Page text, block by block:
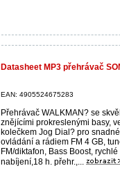
Datasheet MP3 přehrávač
EAN: 4905524675283
Přehrávač WALKMAN? se
znějícími prokreslenými basy,
kolečkem Jog Dial? pro snadné
ovládání a rádiem FM 4 GB,
FM/diktafon, Bass Boost, rychlé
nabíjení,18 h. přehr.,...